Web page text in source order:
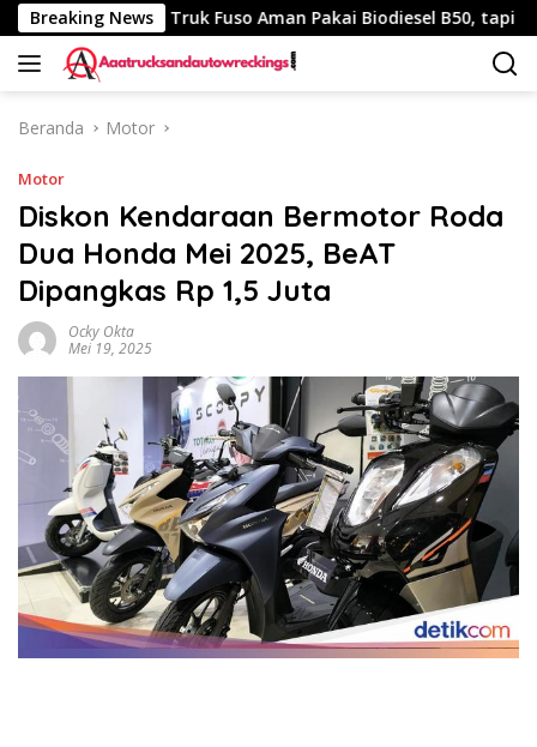
Langsung
ke
konten
Breaking News
Km Truk Fuso Aman Pakai Biodiesel B50, tapi Ada
Beranda Motor
Motor
Diskon Kendaraan Bermotor Roda
Dua Honda Mei 2025, BeAT
Dipangkas Rp 1,5 Juta
Ocky Okta
Mei 19, 2025